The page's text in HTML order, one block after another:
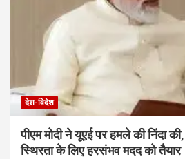
देश-विदेश
पीएम मोदी ने यूएई पर हमले की निंदा
स्थिरता के लिए हरसंभव मदद को तैयार